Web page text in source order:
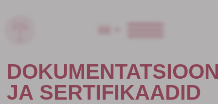
JA SERTIFIKAADID
Meie puukoolis on kõrged kvaliteedistandardid,
hoolitseme oma taimede tervise eest
ja hindame klientide usaldust. Selles jaotises